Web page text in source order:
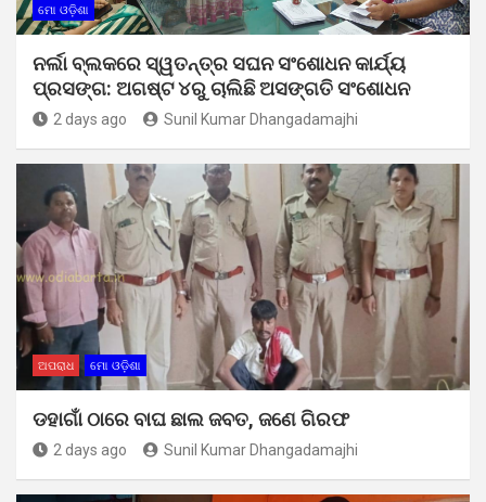
ମୋ ଓଡ଼ିଶା
ନର୍ଲା ବ୍ଲକରେ ସ୍ୱତନ୍ତ୍ର ସଘନ ସଂଶୋଧନ କାର୍ଯ୍ୟ
ପ୍ରସଙ୍ଗ: ଅଗଷ୍ଟ ୪ରୁ ଚାଲିଛି ଅସଙ୍ଗତି ସଂଶୋଧନ
2 days ago Sunil Kumar Dhangadamajhi
ଅପରାଧ ମୋ ଓଡ଼ିଶା
ଡହାଗାଁ ଠାରେ ବାଘ ଛାଲ ଜବତ, ଜଣେ ଗିରଫ
2 days ago Sunil Kumar Dhangadamajhi